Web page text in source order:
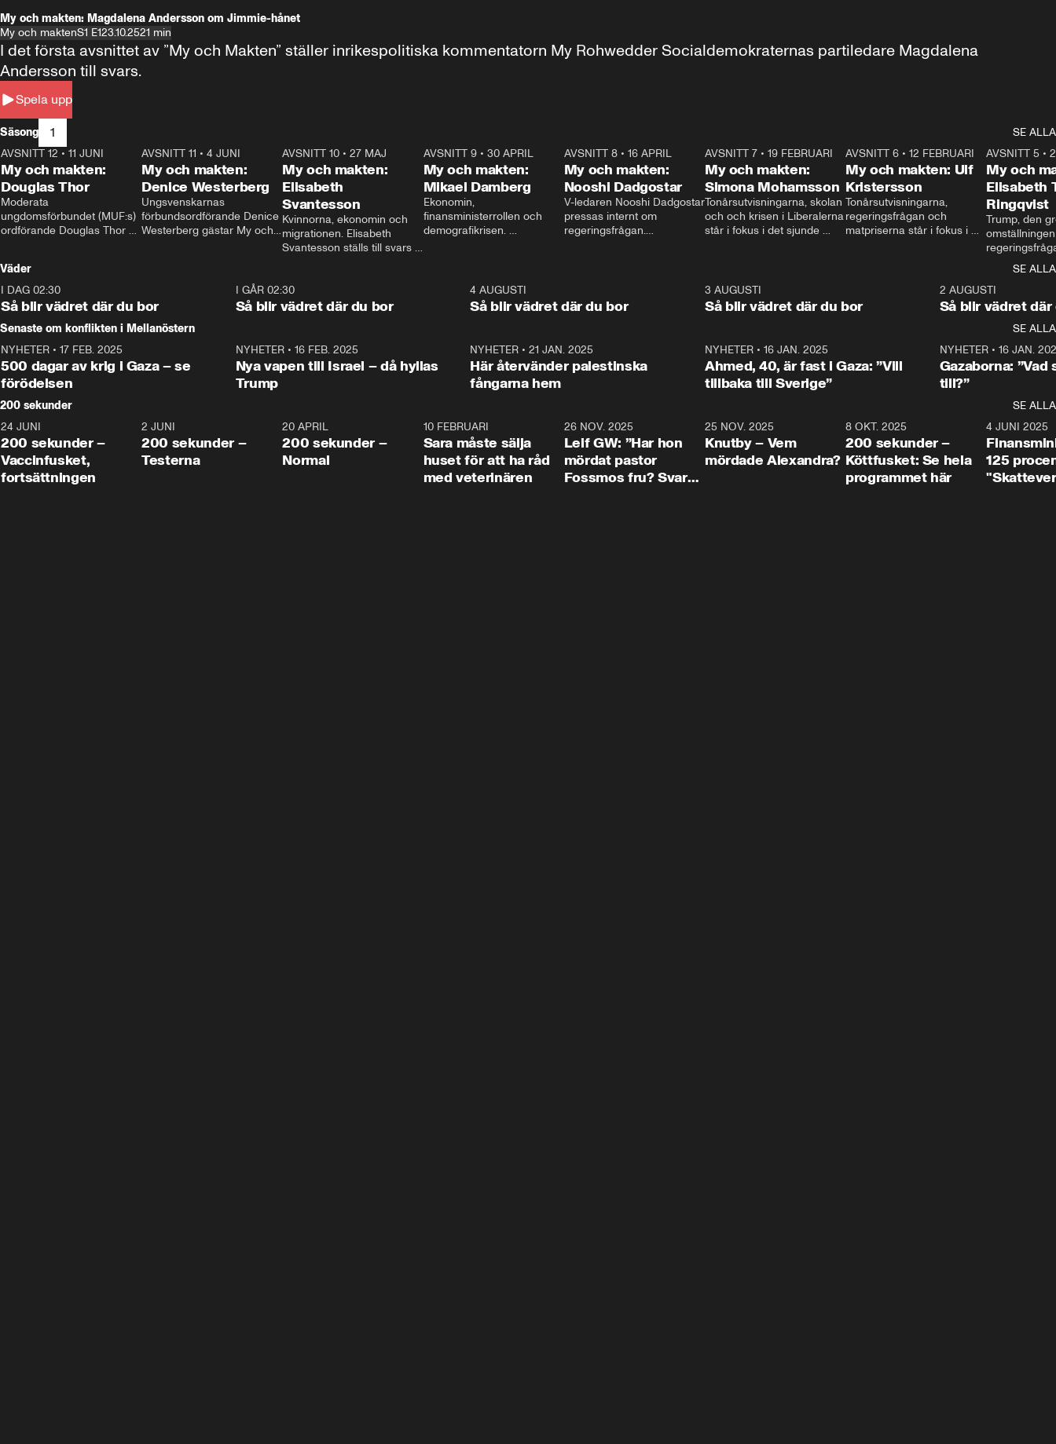
My och makten: Magdalena Andersson om Jimmie-hånet
My och maktenS1 E123.10.2521 min
Spela upp
I det första avsnittet av ”My och Makten” ställer inrikespolitiska kommentatorn My Rohwedder Socialdemokraternas partiledare Magdalena
Andersson till svars.
Säsong 1
SE ALLA
26:27
AVSNITT 12 • 11 JUNI
My och makten:
Douglas Thor
Moderata
ungdomsförbundet (MUF:s)
ordförande Douglas Thor
tonårsutvisningarna och hur
Moderaterna ska locka
väljare till valet i höst.
23:40
AVSNITT 11 •4 JUNI
My och makten:
Denice Westerberg
Ungsvenskarnas
förbundsordförande Denice
Westerberg gästar My och
AVSNITT 10 •27 MAJ
My och makten:
Elisabeth
Svantesson
Kvinnorna, ekonomin och
migrationen. Elisabeth
Svantesson ställs till svars
AVSNITT 9• 30 APRIL
My och makten:
Mikael Damberg
Ekonomin,
finansministerrollen och
demografikrisen.
och Makten.
AVSNITT 8• 16 APRIL
My och makten:
Nooshi Dadgostar
V-ledaren Nooshi Dadgostar
pressas internt om
regeringsfrågan.
– Vi ställer upp i val. Ska vi
vara med så sitter vi förstås
24:30
AVSNITT 7• 19 FEBRUARI
My och makten:
Simona Mohamsson
Tonårsutvisningarna, skolan
och och krisen i Liberalerna
står i fokus i det sjunde
kommentator My
Rohwedder ställer
utbildnings- och
Mohamsson till svars.
27:30
AVSNITT 6 •12 FEBRUARI
My och makten: Ulf
Kristersson
Tonårsutvisningarna,
regeringsfrågan och
matpriserna står i fokus i
Rohwedder ställer
statsminister Ulf Kristersson
AVSNITT 5 •
My och
Elisabeth
Ringqvist
Trump, den
centrum i
avsnittet av
Makten”. Se
Aftonbladets
Rohwedder
Thand Ring
Väder
SE ALLA
I DAG 02:30
Så blir vädret där du bor
1:06
I GÅR 02:30
Så blir vädret där du bor
4 AUGUSTI
Så blir vädret där du bor
3 AUGUSTI
Så blir vädret där du bor
2 AUGUSTI
Så blir vädret där
Senaste om konflikten i Mellanöstern
SE ALLA
NYHETER • 17 FEB. 2025
500 dagar av krig i Gaza – se
förödelsen
NYHETER• 16 FEB. 2025
Nya vapen till Israel – då hyllas
Trump
NYHETER •21 JAN. 2025
Här återvänder palestinska
fångarna hem
NYHETER• 16 JAN. 2025
Ahmed, 40, är fast i Gaza: ”Vill
tillbaka till Sverige”
NYHETER• 16 JAN.
Gazaborna:
till?”
200 sekunder
SE ALLA
5:00
24 JUNI
200 sekunder –
Vaccinfusket,
fortsättningen
4:23
2 JUNI
200 sekunder –
Testerna
20 APRIL
200 sekunder –
Normal
10 FEBRUARI
Sara måste sälja
huset för att ha råd
med veterinären
26 NOV. 2025
Leif GW: ”Har hon
mördat pastor
Fossmos fru? Svar
31:05
25 NOV. 2025
Knutby – Vem
mördade Alexandra?
4:29
8 OKT. 2025
200 sekunder –
Köttfusket: Se hela
programmet här
4 JUNI 2025
125